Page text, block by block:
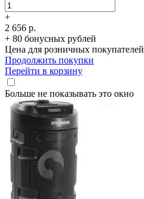
+
2 656 р.
+ 80 бонусных рублей
Цена для розничных покупателей
Продолжить покупки
Перейти в корзину
Больше не показывать это окно